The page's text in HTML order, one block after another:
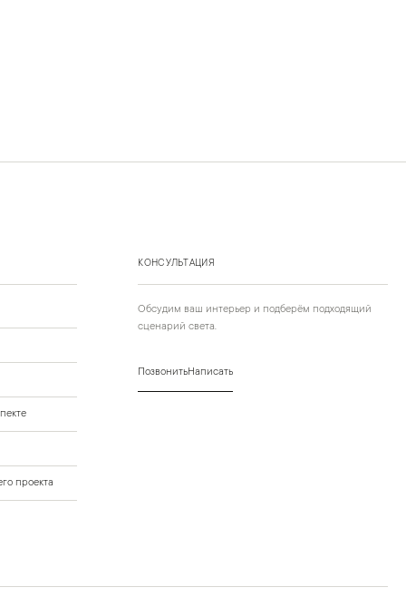
КОНСУЛЬТАЦИЯ
Обсудим ваш интерьер и подберём подходящий
сценарий света.
ПозвонитьНаписать
проекта